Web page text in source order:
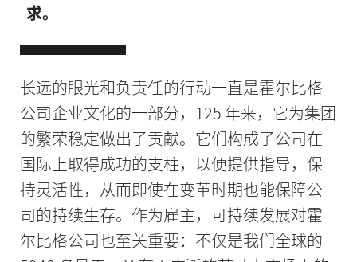
求。
长远的眼光和负责任的行动一直是霍尔比格
公司企业文化的一部分，125 年来，它为集团
的繁荣稳定做出了贡献。它们构成了公司在
国际上取得成功的支柱，以便提供指导，保
持灵活性，从而即使在变革时期也能保障公
司的持续生存。作为雇主，可持续发展对霍
尔比格公司也至关重要：不仅是我们全球的